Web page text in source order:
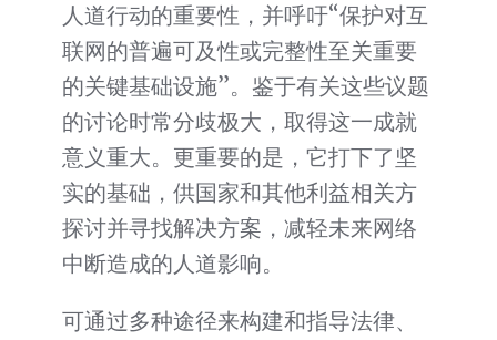
人道行动的重要性，并呼吁“保护对互
联网的普遍可及性或完整性至关重要
的关键基础设施”。鉴于有关这些议题
的讨论时常分歧极大，取得这一成就
意义重大。更重要的是，它打下了坚
实的基础，供国家和其他利益相关方
探讨并寻找解决方案，减轻未来网络
中断造成的人道影响。
可通过多种途径来构建和指导法律、